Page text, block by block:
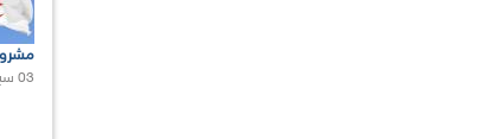
03 سبتمبر 2020 |